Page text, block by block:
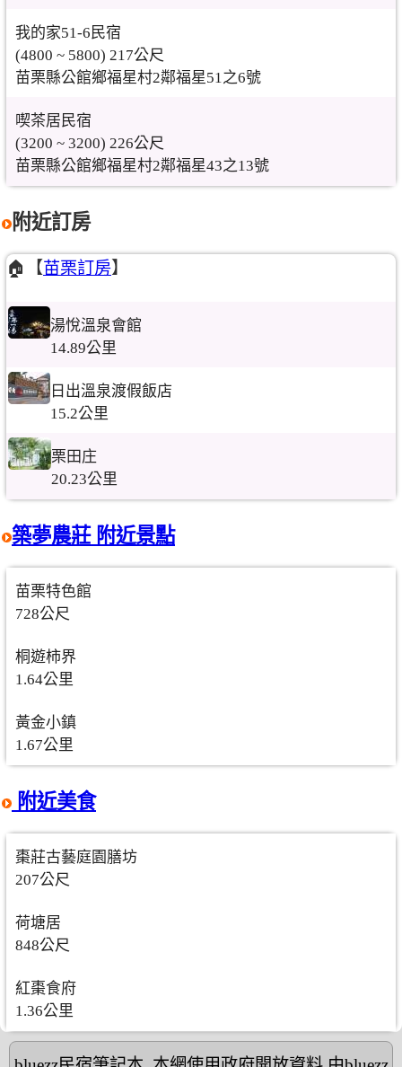
我的家51-6民宿
(4800 ~ 5800) 217公尺
苗栗縣公館鄉福星村2鄰福星51之6號
喫茶居民宿
(3200 ~ 3200) 226公尺
苗栗縣公館鄉福星村2鄰福星43之13號
附近訂房
🏠【苗栗訂房】
湯悅溫泉會館
14.89公里
日出溫泉渡假飯店
15.2公里
栗田庄
20.23公里
築夢農莊 附近景點
苗栗特色館
728公尺
桐遊柿界
1.64公里
黃金小鎮
1.67公里
附近美食
棗莊古藝庭園膳坊
207公尺
荷塘居
848公尺
紅棗食府
1.36公里